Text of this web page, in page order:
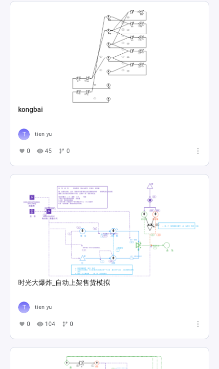
kongbai
tien yu
0 45 0
时光大爆炸_自动上架售货模拟
tien yu
0 104 0